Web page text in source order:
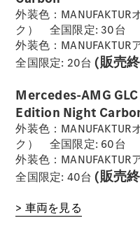
外装色：
ク） 全国限定: 30台
外装色：
全国限定: 20台(販売
Mercedes-AMG
Edition Night
外装色：
ク） 全国限定: 60台
外装色：
全国限定: 40台(販売
> 車両を見る